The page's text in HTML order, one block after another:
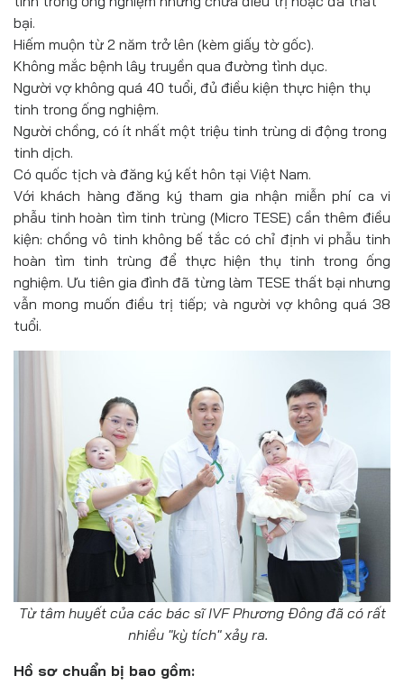
bại.
Hiếm muộn từ 2 năm trở lên (kèm giấy tờ gốc).
Không mắc bệnh lây truyền qua đường tình dục.
Người vợ không quá 40 tuổi, đủ điều kiện thực hiện thụ
tinh trong ống nghiệm.
Người chồng, có ít nhất một triệu tinh trùng di động trong
tinh dịch.
Có quốc tịch và đăng ký kết hôn tại Việt Nam.
Với khách hàng đăng ký tham gia nhận miễn phí ca vi
phẫu tinh hoàn tìm tinh trùng (Micro TESE) cần thêm điều
kiện: chồng vô tinh không bế tắc có chỉ định vi phẫu tinh
hoàn tìm tinh trùng để thực hiện thụ tinh trong ống
nghiệm. Ưu tiên gia đình đã từng làm TESE thất bại nhưng
vẫn mong muốn điều trị tiếp; và người vợ không quá 38
tuổi.
Từ tâm huyết của các bác sĩ IVF Phương Đông đã có rất
nhiều "kỳ tích" xảy ra.
Hồ sơ chuẩn bị bao gồm: